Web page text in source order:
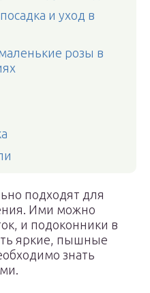
и уход в
розы в
подходят для
Ими можно
и подоконники в
яркие, пышные
знать